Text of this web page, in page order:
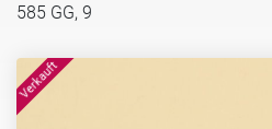
585 GG, 9